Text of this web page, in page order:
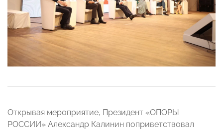
Открывая мероприятие, Президент «ОПОРЫ
РОССИИ» Александр Калинин поприветствовал